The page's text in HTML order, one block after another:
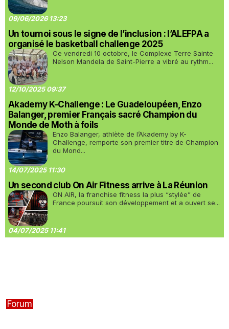
09/06/2026 13:23
Un tournoi sous le signe de l’inclusion : l’ALEFPA a
organisé le basketball challenge 2025
Ce vendredi 10 octobre, le Complexe Terre Sainte
Nelson Mandela de Saint-Pierre a vibré au rythm...
12/10/2025 09:37
Akademy K-Challenge : Le Guadeloupéen, Enzo
Balanger, premier Français sacré Champion du
Monde de Moth à foils
Enzo Balanger, athlète de l’Akademy by K-
Challenge, remporte son premier titre de Champion
du Mond...
14/07/2025 11:30
Un second club On Air Fitness arrive à La Réunion
ON AIR, la franchise fitness la plus “stylée” de
France poursuit son développement et a ouvert se...
04/07/2025 11:41
Forum